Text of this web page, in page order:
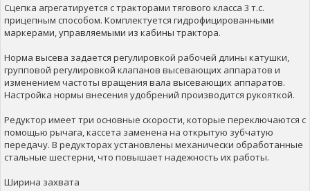
Сцепка агрегатируется с тракторами тягового класса 3 т.с.
прицепным способом. Комплектуется гидрофицированными
маркерами, управляемыми из кабины трактора.
Норма высева задается регулировкой рабочей длины катушки,
групповой регулировкой клапанов высевающих аппаратов и
изменением частоты вращения вала высевающих аппаратов.
Настройка нормы внесения удобрений производится рукояткой.
Редуктор имеет три основные скорости, которые переключаются с
помощью рычага, кассета заменена на открытую зубчатую
передачу. В редукторах установлены механически обработанные
стальные шестерни, что повышает надежность их работы.
Ширина захвата